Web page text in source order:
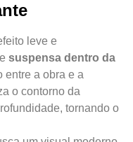
leve e
suspensa dentro da
entre a obra e a
o contorno da
tornando o